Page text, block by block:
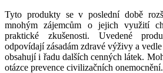
Tyto produkty se v poslední době
mnohým zájemcům o jejich využití
praktické zkušenosti. Uvedené
odpovídají zásadám zdravé výživy a
obsahují i řadu dalších cenných látek.
otázce prevence civilizačních onemocnění.